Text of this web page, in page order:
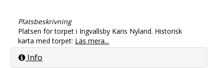
Platsbeskrivning
Platsen för torpet i Ingvallsby Karis Nyland. Historisk
karta med torpet: Läs mera...
Info